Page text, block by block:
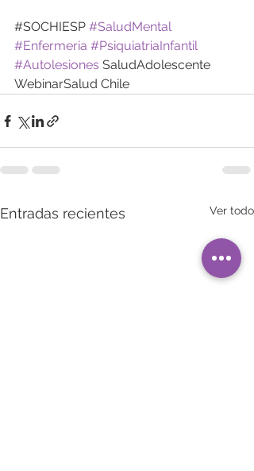
​#SOCHIESP #SaludMental
#Enfermeria #PsiquiatriaInfantil
#Autolesiones SaludAdolescente
WebinarSalud Chile
Entradas recientes Ver todo